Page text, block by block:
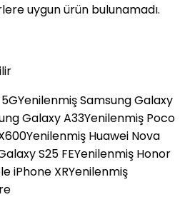
uygun ürün bulunamadı.
Yenilenmiş Samsung Galaxy
Galaxy A33Yenilenmiş Poco
Yenilenmiş Huawei Nova
S25 FEYenilenmiş Honor
iPhone XRYenilenmiş